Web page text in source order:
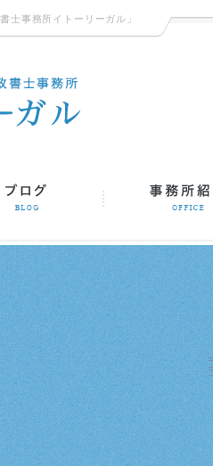
士事務所イトーリーガル」